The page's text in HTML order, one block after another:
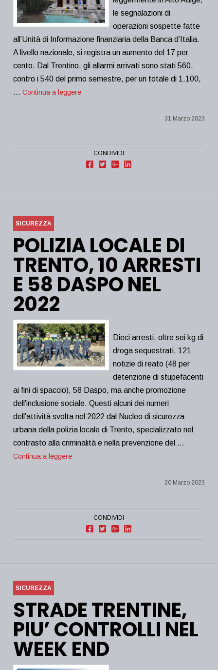
le segnalazioni di
operazioni sospette fatte
all’Unità di Informazione finanziaria della Banca d’Italia.
A livello nazionale, si registra un aumento del 17 per
cento. Dal Trentino, gli allarmi arrivati sono stati 560,
contro i 540 del primo semestre, per un totale di 1.100,
… Continua a leggere
31 Marzo 2023
CONDIVIDI
SICUREZZA
POLIZIA LOCALE DI
TRENTO, 10 ARRESTI
E 58 DASPO NEL
2022
Dieci arresti, oltre sei kg di
droga sequestrati, 121
notizie di reato (48 per
detenzione di stupefacenti
ai fini di spaccio), 58 Daspo, ma anche promozione
dell’inclusione sociale. Questi alcuni dei numeri
dell’attività svolta nel 2022 dal Nucleo di sicurezza
urbana della polizia locale di Trento, specializzato nel
contrasto alla criminalità e nella prevenzione del …
Continua a leggere
20 Marzo 2023
CONDIVIDI
SICUREZZA
STRADE TRENTINE,
PIU’ CONTROLLI NEL
WEEK END